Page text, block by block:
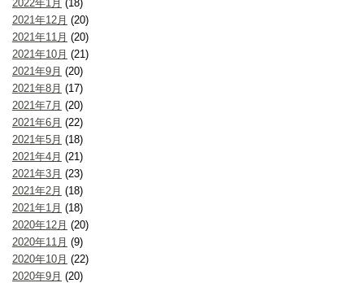
2022年1月 (18)
2021年12月 (20)
2021年11月 (20)
2021年10月 (21)
2021年9月 (20)
2021年8月 (17)
2021年7月 (20)
2021年6月 (22)
2021年5月 (18)
2021年4月 (21)
2021年3月 (23)
2021年2月 (18)
2021年1月 (18)
2020年12月 (20)
2020年11月 (9)
2020年10月 (22)
2020年9月 (20)